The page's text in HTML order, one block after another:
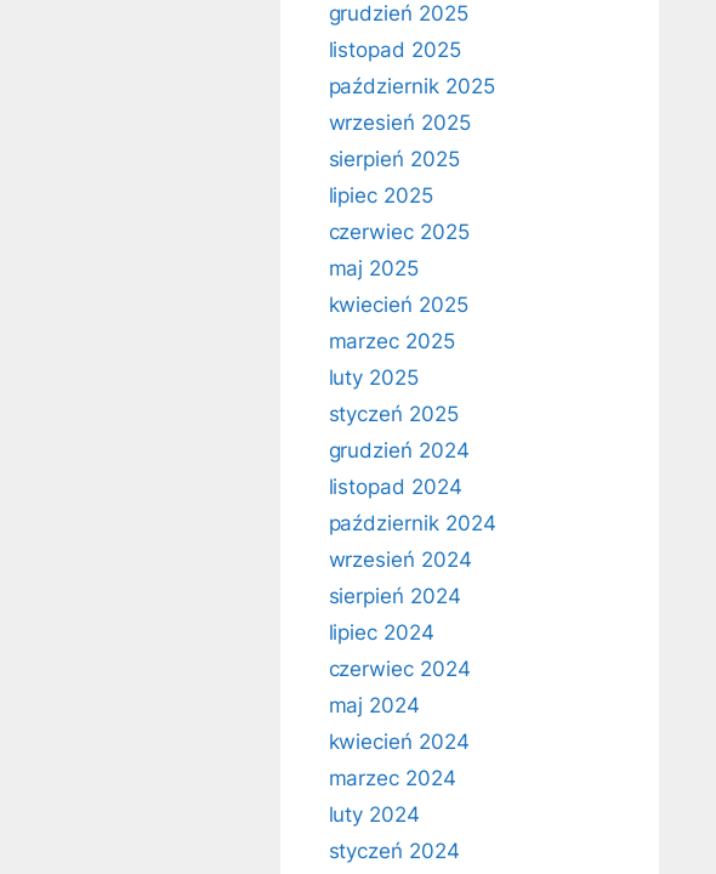
grudzień 2025
listopad 2025
październik 2025
wrzesień 2025
sierpień 2025
lipiec 2025
czerwiec 2025
maj 2025
kwiecień 2025
marzec 2025
luty 2025
styczeń 2025
grudzień 2024
listopad 2024
październik 2024
wrzesień 2024
sierpień 2024
lipiec 2024
czerwiec 2024
maj 2024
kwiecień 2024
marzec 2024
luty 2024
styczeń 2024